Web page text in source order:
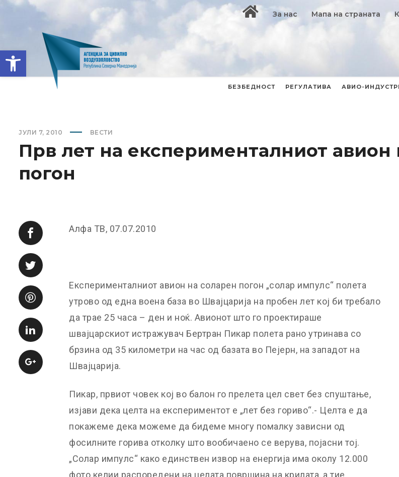
Open toolbar
За нас Мапа на страната
БЕЗБЕДНОСТ РЕГУЛАТИВА АВИО-
ЈУЛИ 7, 2010 ВЕСТИ
Прв лет на експерименталниот авион
погон
Алфа ТВ, 07.07.2010
Експерименталниот авион на соларен погон „солар импулс“ полета
утрово од една воена база во Швајцарија на пробен лет кој би требало
да трае 25 часа – ден и ноќ. Авионот што го проектираше
швајцарскиот истражувач Бертран Пикар полета рано утринава со
брзина од 35 километри на час од базата во Пејерн, на западот на
Швајцарија.
Пикар, првиот човек кој во балон го прелета цел свет без спуштање,
изјави дека целта на експериментот е „лет без гориво“.- Целта е да
покажеме дека можеме да бидеме многу помалку зависни од
фосилните горива отколку што вообичаено се верува, појасни тој.
„Солар импулс“ како единствен извор на енергија има околу 12.000
фото келии распоредени на целата површина на крилата, а тие